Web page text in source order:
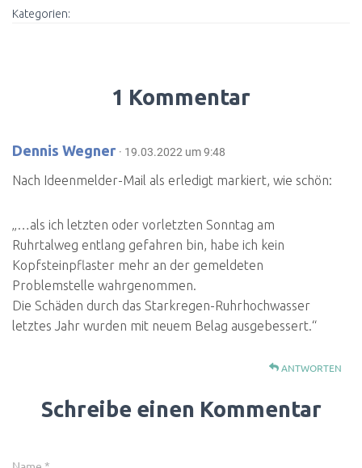
Kategorien:
1 Kommentar
Dennis Wegner · 19.03.2022 um 9:48
Nach Ideenmelder-Mail als erledigt markiert, wie schön:
„…als ich letzten oder vorletzten Sonntag am
Ruhrtalweg entlang gefahren bin, habe ich kein
Kopfsteinpflaster mehr an der gemeldeten
Problemstelle wahrgenommen.
Die Schäden durch das Starkregen-Ruhrhochwasser
letztes Jahr wurden mit neuem Belag ausgebessert.“
ANTWORTEN
Schreibe einen Kommentar